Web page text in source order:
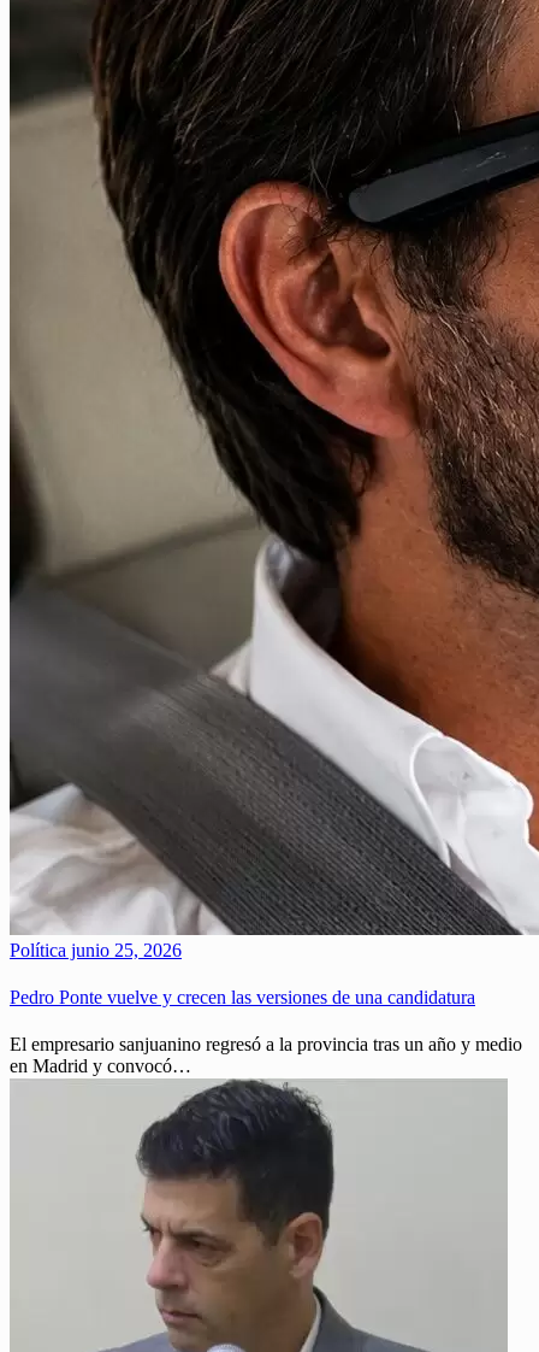
Política junio 25, 2026
Pedro Ponte vuelve y crecen las versiones de una candidatura
El empresario sanjuanino regresó a la provincia tras un año y medio
en Madrid y convocó…